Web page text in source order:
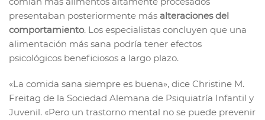
presentaban posteriormente más alteraciones del
comportamiento. Los especialistas concluyen que una
alimentación más sana podría tener efectos
psicológicos beneficiosos a largo plazo.
«La comida sana siempre es buena», dice Christine M.
Freitag de la Sociedad Alemana de Psiquiatría Infantil y
Juvenil. «Pero un trastorno mental no se puede prevenir